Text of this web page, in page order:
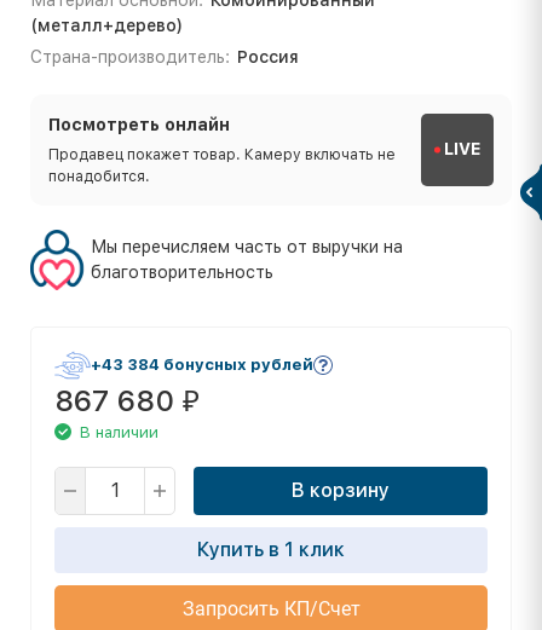
(металл+дерево)
Страна-производитель: Россия
Посмотреть онлайн
Продавец покажет товар. Камеру включать не
понадобится.
LIVE
Мы перечисляем часть от выручки на
благотворительность
+43 384 бонусных рублей
867 680 ₽
В наличии
В корзину
Купить в 1 клик
Запросить КП/Счет